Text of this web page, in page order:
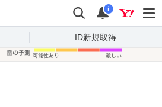
検索 通知
i
ID新規取得